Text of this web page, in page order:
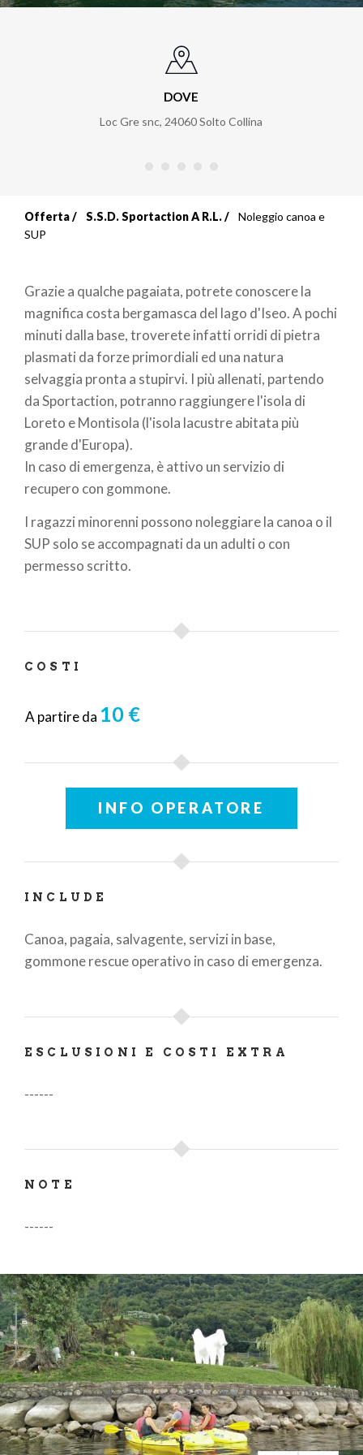
DOVE
Loc Gre snc, 24060Solto Collina
Briciole
pane
Offerta S.S.D. Sportaction A R.L.
Noleggio canoa e
SUP
Grazie a qualche pagaiata, potrete conoscere la
magnifica costa bergamasca del lago d'Iseo. A pochi
minuti dalla base, troverete infatti orridi di pietra
plasmati da forze primordiali ed una natura
selvaggia pronta a stupirvi. I più allenati, partendo
da Sportaction, potranno raggiungere l'isola di
Loreto e Montisola (l'isola lacustre abitata più
grande d'Europa).
In caso di emergenza, è attivo un servizio di
recupero con gommone.
I ragazzi minorenni possono noleggiare la canoa o il
SUP solo se accompagnati da un adulti o con
permesso scritto.
COSTI
A partire da 10 €
INFO OPERATORE
INCLUDE
Canoa, pagaia, salvagente, servizi in base,
gommone rescue operativo in caso di emergenza.
ESCLUSIONI E COSTI EXTRA
------
NOTE
------